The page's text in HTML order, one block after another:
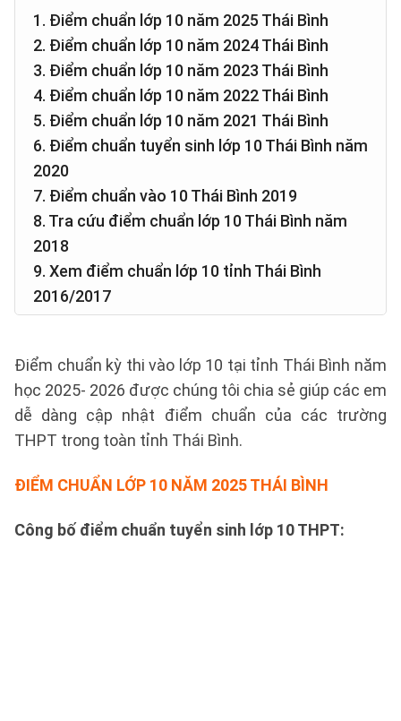
1. Điểm chuẩn lớp 10 năm 2025 Thái Bình
2. Điểm chuẩn lớp 10 năm 2024 Thái Bình
3. Điểm chuẩn lớp 10 năm 2023 Thái Bình
4. Điểm chuẩn lớp 10 năm 2022 Thái Bình
5. Điểm chuẩn lớp 10 năm 2021 Thái Bình
6. Điểm chuẩn tuyển sinh lớp 10 Thái Bình năm
2020
7. Điểm chuẩn vào 10 Thái Bình 2019
8. Tra cứu điểm chuẩn lớp 10 Thái Bình năm
2018
9. Xem điểm chuẩn lớp 10 tỉnh Thái Bình
2016/2017
Điểm chuẩn kỳ thi vào lớp 10 tại tỉnh Thái Bình năm
học 2025- 2026 được chúng tôi chia sẻ giúp các em
dễ dàng cập nhật điểm chuẩn của các trường
THPT trong toàn tỉnh Thái Bình.
ĐIỂM CHUẨN LỚP 10 NĂM 2025 THÁI BÌNH
Công bố điểm chuẩn tuyển sinh lớp 10 THPT: